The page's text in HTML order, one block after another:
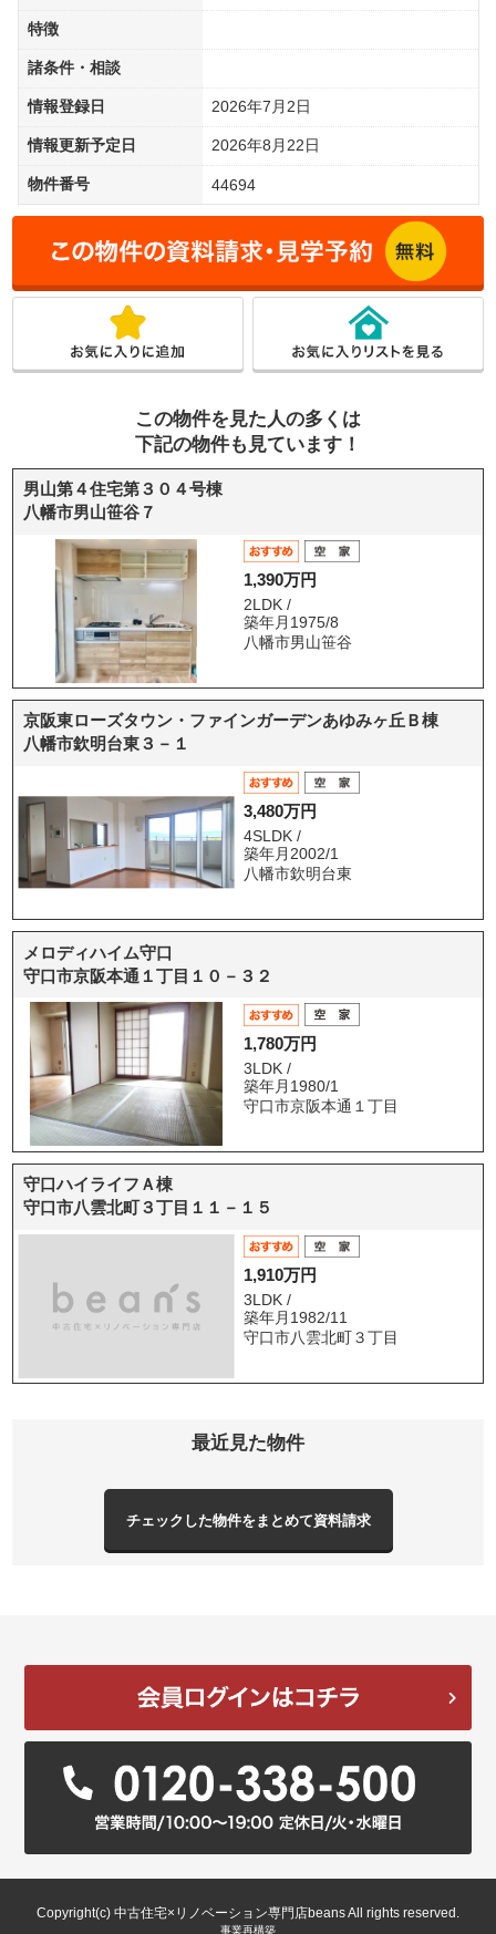
特徴
諸条件・相談
情報登録日 2026年7月2日
情報更新予定日 2026年8月22日
物件番号 44694
この物件を見た人の多くは
下記の物件も見ています！
男山第４住宅第３０４号棟
八幡市男山笹谷７
1,390万円
2LDK /
築年月1975/8
八幡市男山笹谷
京阪東ローズタウン・ファインガーデンあゆみヶ丘Ｂ棟
八幡市欽明台東３－１
3,480万円
4SLDK /
築年月2002/1
八幡市欽明台東
メロディハイム守口
守口市京阪本通１丁目１０－３２
1,780万円
3LDK /
築年月1980/1
守口市京阪本通１丁目
守口ハイライフＡ棟
守口市八雲北町３丁目１１－１５
1,910万円
3LDK /
築年月1982/11
守口市八雲北町３丁目
最近見た物件
Copyright(c) 中古住宅×リノベーション専門店beans All rights reserved.
事業再構築